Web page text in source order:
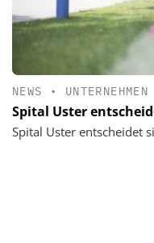
NEWS • UNTERNEHMEN
Spital Uster
Spital Uster entscheidet